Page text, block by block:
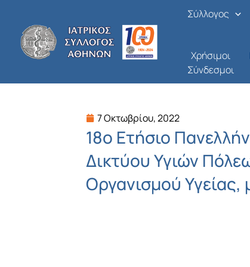
περιεχόμενο
Σύλλογος
Χρήσιμοι
Σύνδεσμοι
7 Οκτωβρίου, 2022
18ο Ετήσιο
Δικτύου Υγιών
Οργανισμού Υγείας,